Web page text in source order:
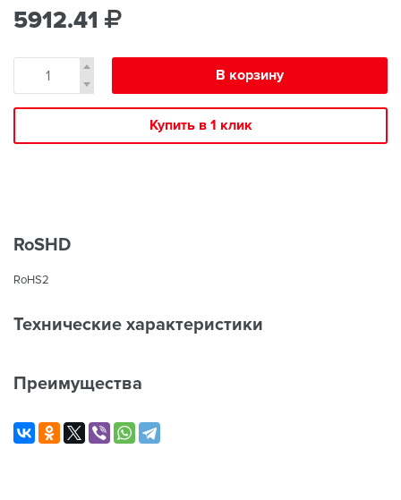
5912.41
В корзину
Купить в 1 клик
RoSHD
RoHS2
Технические характеристики
Преимущества